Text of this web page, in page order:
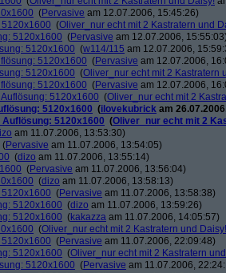
(Pervasive am 12.07.2006, 15:45:26)
(Oliver_nur echt mit 2 Kastratern und
5120x1600 (Pervasive am 12.07.2006, 15:55:03)
5120x1600 (w114/115 am 12.07.2006,
5120x1600 (Pervasive am 12.07.2006,
5120x1600 (Oliver_nur echt mit 2 Kastratern
5120x1600 (Pervasive am 12.07.2006,
5120x1600 (Oliver_nur echt mit 2
5120x1600 (ilovekubrick am
Auflösung: 5120x1600 (Oliver_nur echt mit 2
am 11.07.2006, 13:53:30)
(Pervasive am 11.07.2006, 13:54:05)
(dizo am 11.07.2006, 13:55:14)
(Pervasive am 11.07.2006, 13:56:04)
(dizo am 11.07.2006, 13:58:13)
(Pervasive am 11.07.2006, 13:58:38)
5120x1600 (dizo am 11.07.2006, 13:59:26)
5120x1600 (kakazza am 11.07.2006, 14:05:57)
(Oliver_nur echt mit 2 Kastratern und Daisy!
(Pervasive am 11.07.2006, 22:09:48)
5120x1600 (Oliver_nur echt mit 2 Kastratern
5120x1600 (Pervasive am 11.07.2006,